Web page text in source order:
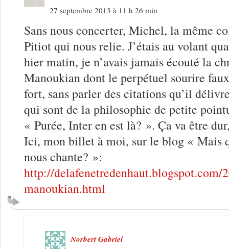
27 septembre 2013 à 11 h 26 min
Sans nous concerter, Michel, la même
Pitiot qui nous relie. J’étais au volant
hier matin, je n’avais jamais écouté la
Manoukian dont le perpétuel sourire
fort, sans parler des citations qu’il
qui sont de la philosophie de petite
« Purée, Inter en est là? ». Ça va être
Ici, mon billet à moi, sur le blog « Mais
nous chante? »:
http://delafenetredenhaut.blogspot.com/
manoukian.html
Norbert Gabriel